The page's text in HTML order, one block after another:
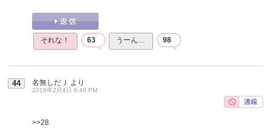
それな！ 63 うーん… 98
44 名無しだＪ より
2016年2月4日 8:46 PM
>>28